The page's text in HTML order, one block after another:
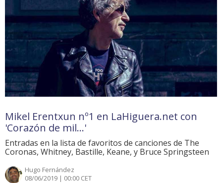
Mikel Erentxun nº1 en LaHiguera.net con
'Corazón de mil...'
Entradas en la lista de favoritos de canciones de The
Coronas, Whitney, Bastille, Keane, y Bruce Springsteen
Hugo Fernández
08/06/2019 | 00:00 CET